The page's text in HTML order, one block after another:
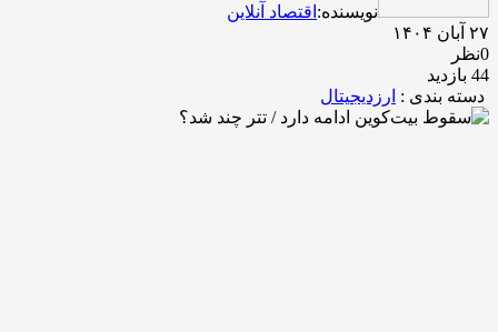
نویسنده: اقتصاد آنلاین
۲۷ آبان ۱۴۰۴
0نظر
44 بازدید
دسته بندی : ارزدیجیتال